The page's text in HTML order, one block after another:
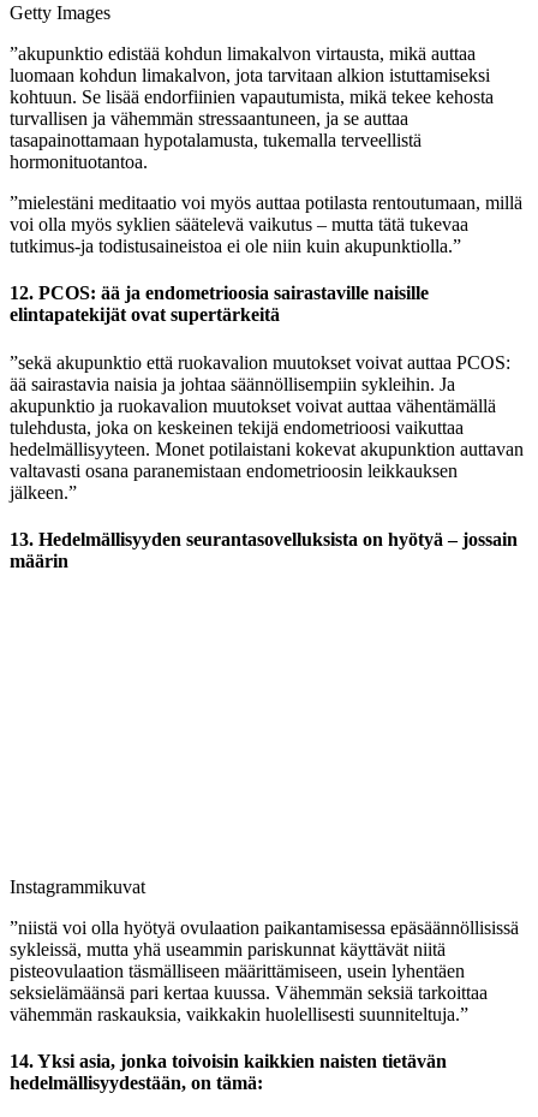
Getty Images
”akupunktio edistää kohdun limakalvon virtausta, mikä auttaa
luomaan kohdun limakalvon, jota tarvitaan alkion istuttamiseksi
kohtuun. Se lisää endorfiinien vapautumista, mikä tekee kehosta
turvallisen ja vähemmän stressaantuneen, ja se auttaa
tasapainottamaan hypotalamusta, tukemalla terveellistä
hormonituotantoa.
”mielestäni meditaatio voi myös auttaa potilasta rentoutumaan, millä
voi olla myös syklien säätelevä vaikutus – mutta tätä tukevaa
tutkimus-ja todistusaineistoa ei ole niin kuin akupunktiolla.”
12. PCOS: ää ja endometrioosia sairastaville naisille
elintapatekijät ovat supertärkeitä
”sekä akupunktio että ruokavalion muutokset voivat auttaa PCOS:
ää sairastavia naisia ja johtaa säännöllisempiin sykleihin. Ja
akupunktio ja ruokavalion muutokset voivat auttaa vähentämällä
tulehdusta, joka on keskeinen tekijä endometrioosi vaikuttaa
hedelmällisyyteen. Monet potilaistani kokevat akupunktion auttavan
valtavasti osana paranemistaan endometrioosin leikkauksen
jälkeen.”
13. Hedelmällisyyden seurantasovelluksista on hyötyä – jossain
määrin
Instagrammikuvat
”niistä voi olla hyötyä ovulaation paikantamisessa epäsäännöllisissä
sykleissä, mutta yhä useammin pariskunnat käyttävät niitä
pisteovulaation täsmälliseen määrittämiseen, usein lyhentäen
seksielämäänsä pari kertaa kuussa. Vähemmän seksiä tarkoittaa
vähemmän raskauksia, vaikkakin huolellisesti suunniteltuja.”
14. Yksi asia, jonka toivoisin kaikkien naisten tietävän
hedelmällisyydestään, on tämä: